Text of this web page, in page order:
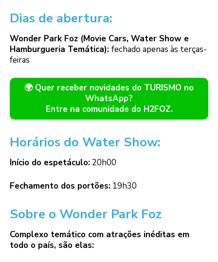
Dias de abertura:
Wonder Park Foz (Movie Cars, Water Show e
Hamburgueria Temática): fechado apenas às terças-
feiras
🌍 Quer receber novidades do TURISMO no
WhatsApp?
Entre na comunidade do H2FOZ.
Horários do Water Show:
Início do espetáculo: 20h00
Fechamento dos portões: 19h30
Sobre o Wonder Park Foz
Complexo temático com atrações inéditas em
todo o país, são elas: